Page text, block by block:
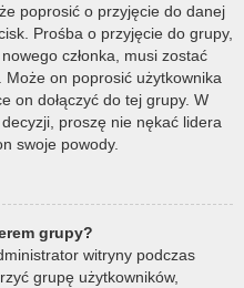
poprosić o przyjęcie do danej
Prośba o przyjęcie do grupy,
członka, musi zostać
on poprosić użytkownika
on dołączyć do tej grupy. W
proszę nie nękać lidera
swoje powody.
grupy?
witryny podczas
grupę użytkowników,